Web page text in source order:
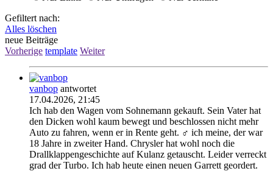
Gefiltert nach:
Alles löschen
neue Beiträge
Vorherige template Weiter
vanbop antwortet
17.04.2026, 21:45
Ich hab den Wagen vom Sohnemann gekauft. Sein Vater hat
den Dicken wohl kaum bewegt und beschlossen nicht mehr
Auto zu fahren, wenn er in Rente geht. ‍♂️ ich meine, der war
18 Jahre in zweiter Hand. Chrysler hat wohl noch die
Drallklappengeschichte auf Kulanz getauscht. Leider verreckt
grad der Turbo. Ich hab heute einen neuen Garrett geordert.